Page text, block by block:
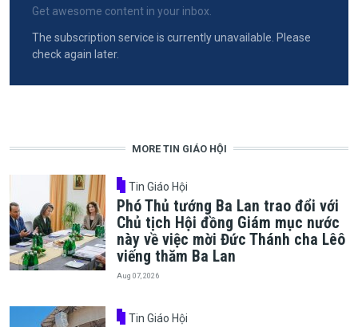
Get awesome content in your inbox.
The subscription service is currently unavailable. Please
check again later.
MORE TIN GIÁO HỘI
Tin Giáo Hội
Phó Thủ tướng Ba Lan trao đổi với
Chủ tịch Hội đồng Giám mục nước
này về việc mời Đức Thánh cha Lêô
viếng thăm Ba Lan
Aug 07, 2026
Tin Giáo Hội